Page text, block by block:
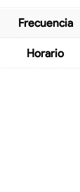
Frecuencia
Horario